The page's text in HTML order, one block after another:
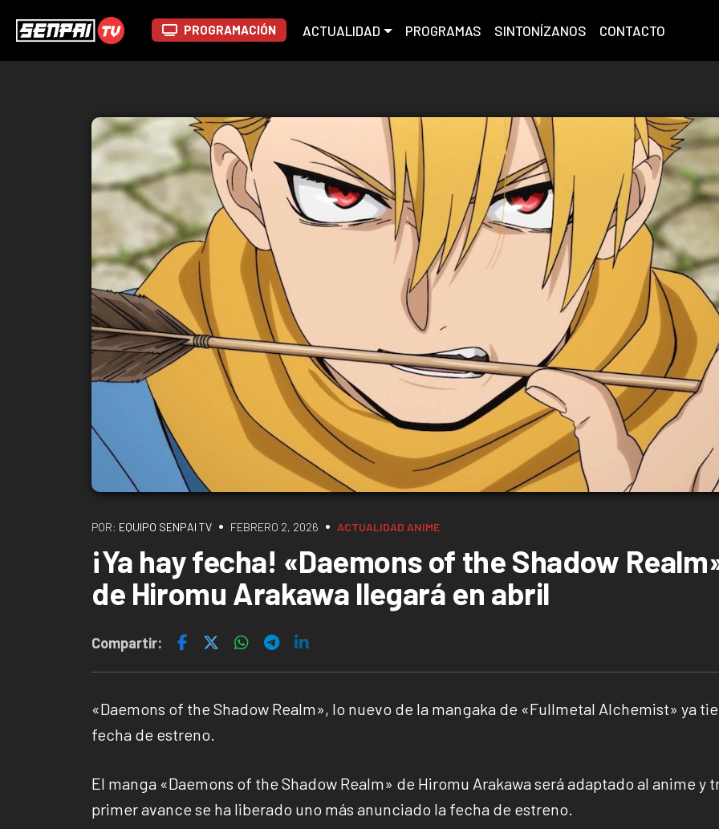
PROGRAMACIÓN ACTUALIDAD PROGRAMAS SINTONÍZANOS CONTACTO
POR: EQUIPO SENPAI TV • FEBRERO 2, 2026 • ACTUALIDAD ANIME
¡Ya hay fecha! «Daemons of the Shadow
de Hiromu Arakawa llegará en abril
Compartir:
«Daemons of the Shadow Realm», lo nuevo de la mangaka de «Fullmetal Alchemist» ya
fecha de estreno.
El manga «Daemons of the Shadow Realm» de Hiromu Arakawa será adaptado al anime y
primer avance se ha liberado uno más anunciado la fecha de estreno.